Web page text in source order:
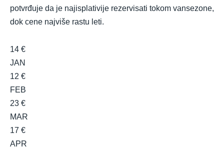
potvrđuje da je najisplativije rezervisati tokom vansezone,
dok cene najviše rastu leti.
14 €
JAN
12 €
FEB
23 €
MAR
17 €
APR